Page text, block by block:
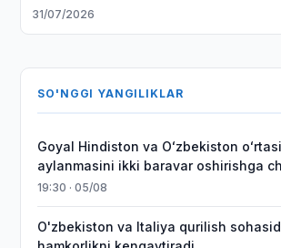
31/07/2026
SO'NGGI YANGILIKLAR
Goyal Hindiston va Oʻzbekiston
aylanmasini ikki baravar oshirishga
19:30 · 05/08
O'zbekiston va Italiya qurilish